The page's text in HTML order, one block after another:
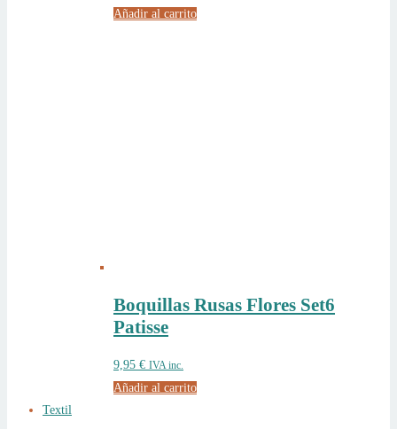
Añadir al carrito
Boquillas Rusas Flores Set6
Patisse
9,95 € IVA inc.
Añadir al carrito
Textil